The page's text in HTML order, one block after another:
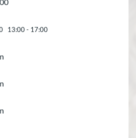
13:00 - 17:00